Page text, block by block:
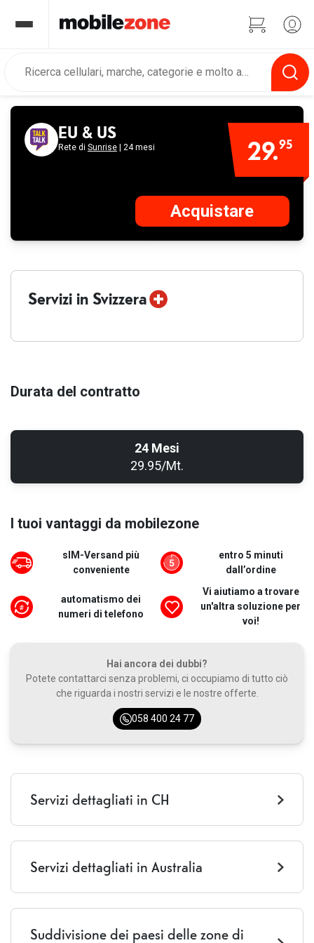
29.95
Rete di Sunrise | 24 mesi
EU & US
Acquistare
Servizi in Svizzera
Durata del contratto
24 Mesi
29.95/Mt.
I tuoi vantaggi da mobilezone
sIM-Versand più
conveniente
entro 5 minuti
dall’ordine
automatismo dei
numeri di telefono
Vi aiutiamo a trovare
un'altra soluzione per
voi!
Hai ancora dei dubbi?
Potete contattarci senza problemi, ci occupiamo di tutto ciò
che riguarda i nostri servizi e le nostre offerte.
058 400 24 77
Servizi dettagliati in CH
Chiamate CH
Servizi dettagliati in Australia
Chiamate dall'estero
Suddivisione dei paesi delle zone di